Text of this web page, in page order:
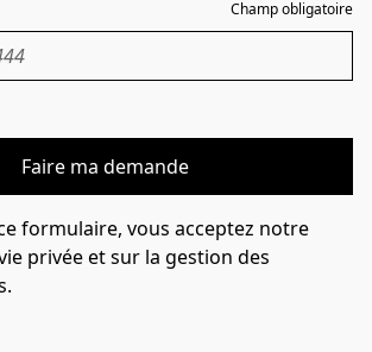
Champ obligatoire
Faire ma demande
formulaire, vous acceptez notre
privée et sur la gestion des